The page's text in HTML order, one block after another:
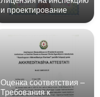
и проектирование
Оценка соответствия –
Требования к